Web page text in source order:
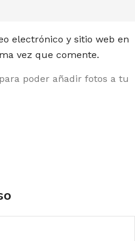
electrónico y sitio web en
vez que comente.
poder añadir fotos a tu